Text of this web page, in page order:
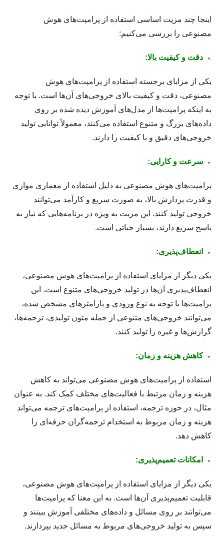
اینجا چند مزیت اساسی استفاده از پرامپت‌های هوش
مصنوعی را بررسی می‌کنیم:
دقت و کیفیت بالا:
یکی از مزایای برجسته استفاده از پرامپت‌های هوش
مصنوعی، دقت و کیفیت بالای خروجی‌های آن‌ها است. با توجه
به اینکه پرامپت‌ها از مدل‌های آموزش دیده شده بر روی
داده‌های بزرگ و متنوع استفاده می‌کنند، معمولاً توانایی تولید
خروجی‌های دقیق و با کیفیت را دارند.
سرعت و کارایی:
پرامپت‌های هوش مصنوعی به دلیل استفاده از معماری موازی
و قدرت پردازش بالا، به صورت سریع و کارآمد می‌توانند
خروجی تولید کنند. این مزیت به ویژه در برنامه‌هایی که نیاز به
پاسخ سریع دارند، بسیار حیاتی است.
انعطاف‌پذیری:
یکی دیگر از مزایای استفاده از پرامپت‌های هوش مصنوعی،
انعطاف‌پذیری آن‌ها در تولید خروجی‌های متنوع است. این
پرامپت‌ها با توجه به نوع ورودی و پارامترهای مشخص شده،
می‌توانند خروجی‌های متنوعی از جمله متون تولیدی، ترجمه‌ها،
گزارش‌ها و غیره را تولید کنند.
کاهش هزینه و زمان:
استفاده از پرامپت‌های هوش مصنوعی می‌تواند به کاهش
هزینه و زمان مرتبط با فعالیت‌های مختلف کمک کند. به عنوان
مثال، در حوزه ترجمه، استفاده از پرامپت‌های ترجمه می‌تواند
هزینه و زمان مربوط به استخدام ترجمه‌گران حرفه‌ای را
کاهش دهد.
امکانات تعمیم‌پذیری:
یکی دیگر از مزایای استفاده از پرامپت‌های هوش مصنوعی،
قابلیت تعمیم‌پذیری آن‌ها است. به این معنا که پرامپت‌ها
می‌توانند بر روی مسائل و داده‌های مختلفی آموزش ببینند و
سپس به تولید خروجی‌های مربوط به مسائل جدید بپردازند.